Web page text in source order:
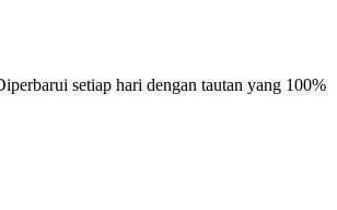
setiap hari dengan tautan yang 100%